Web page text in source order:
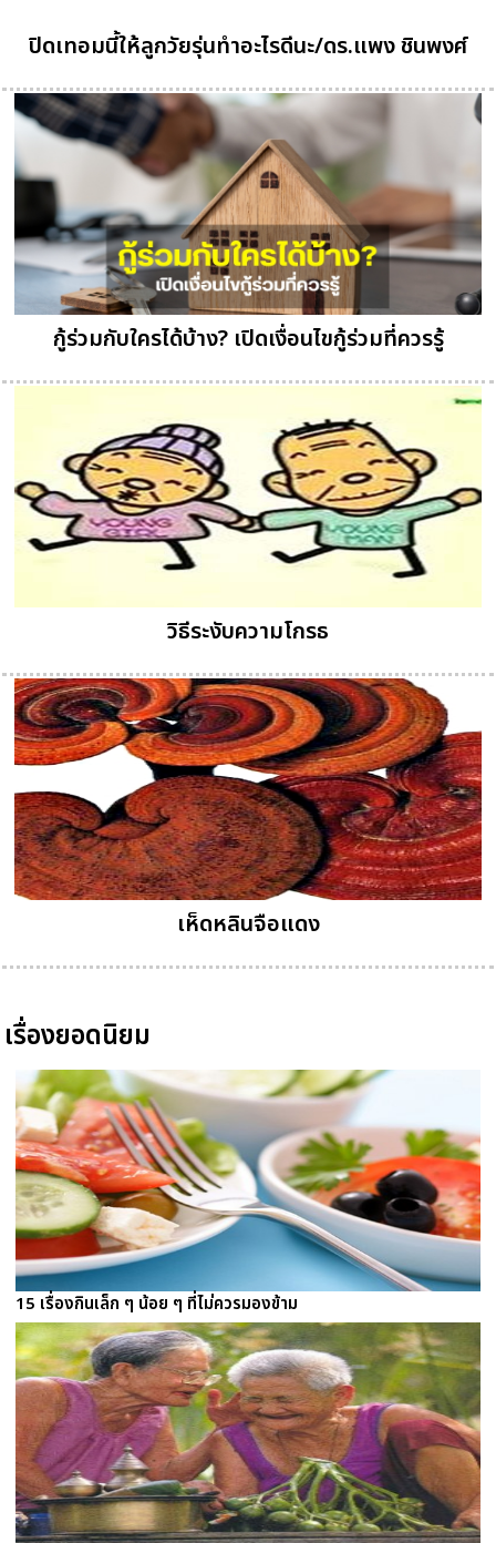
ปิดเทอมนี้ให้ลูกวัยรุ่นทำอะไรดีนะ/ดร.แพง ชินพงศ์
กู้ร่วมกับใครได้บ้าง? เปิดเงื่อนไขกู้ร่วมที่ควรรู้
วิธีระงับความโกรธ
เห็ดหลินจือแดง
เรื่องยอดนิยม
15 เรื่องกินเล็ก ๆ น้อย ๆ ที่ไม่ควรมองข้าม